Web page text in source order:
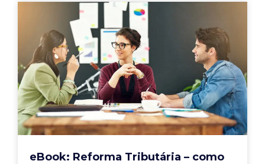
eBook: Reforma Tributária – como